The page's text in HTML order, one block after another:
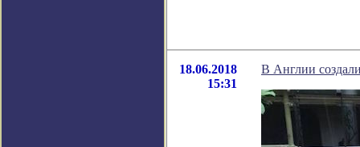
18.06.2018
15:31
В Англии